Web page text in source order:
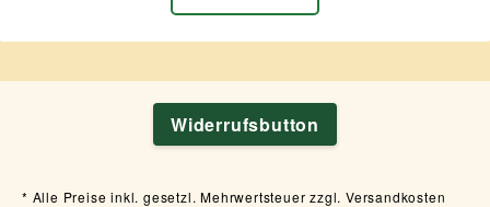
Widerrufsbutton
Alle Preise inkl. gesetzl. Mehrwertsteuer zzgl. Versandkosten